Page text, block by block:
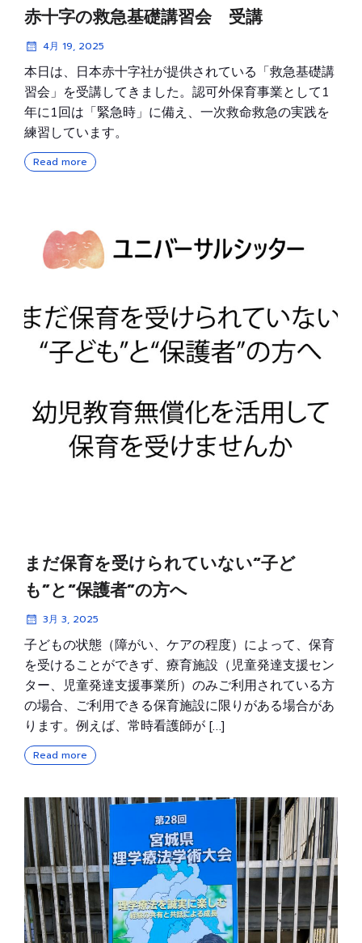
赤十字の救急基礎講習会 受講
4月 19, 2025
本日は、日本赤十字社が提供されている「救急基礎講
習会」を受講してきました。認可外保育事業として1
年に1回は「緊急時」に備え、一次救命救急の実践を
練習しています。
Read more
まだ保育を受けられていない“子ど
も”と“保護者”の方へ
3月 3, 2025
子どもの状態（障がい、ケアの程度）によって、保育
を受けることができず、療育施設（児童発達支援セン
ター、児童発達支援事業所）のみご利用されている方
の場合、ご利用できる保育施設に限りがある場合があ
ります。例えば、常時看護師が […]
Read more